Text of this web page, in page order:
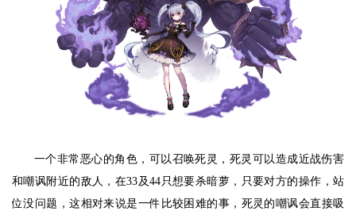
一个非常恶心的角色，可以召唤死灵，死灵可以造成近战伤害
和嘲讽附近的敌人，在33及44只想要杀暗萝，只要对方的操作，站
位没问题，这相对来说是一件比较困难的事，死灵的嘲讽会直接吸